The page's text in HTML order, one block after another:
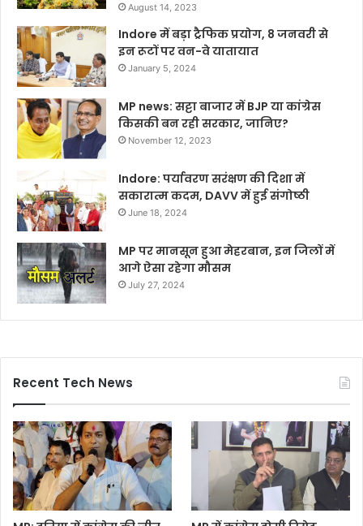
August 14, 2023
Indore में बड़ा ट्रैफिक प्रयोग, 8 जनवरी से
इन रूटों पर वन-वे यातायात
January 5, 2024
MP news: सट्टा बाजार में BJP या कांग्रेस
किसकी बन रही सरकार, जानिए?
November 12, 2023
Indore: पर्यावरण सरंक्षण की दिशा में
सकारात्म कदम, DAVV में हुई संगोष्ठी
June 18, 2024
MP पर मानसून हुआ मेहरबान, इन जिलों में
आगे ऐसा रहेगा मौसम
July 27, 2024
Recent Tech News